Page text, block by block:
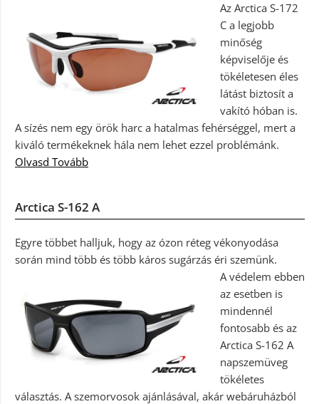
Az Arctica S-172
C a legjobb
minőség
képviselője és
tökéletesen éles
látást biztosít a
vakító hóban is.
A sízés nem egy örök harc a hatalmas fehérséggel, mert a
kiváló termékeknek hála nem lehet ezzel problémánk.
Olvasd Tovább
Arctica S-162 A
Egyre többet halljuk, hogy az ózon réteg vékonyodása
során mind több és több káros sugárzás éri szemünk.
A védelem ebben
az esetben is
mindennél
fontosabb és az
Arctica S-162 A
napszemüveg
tökéletes
választás. A szemorvosok ajánlásával, akár webáruházból